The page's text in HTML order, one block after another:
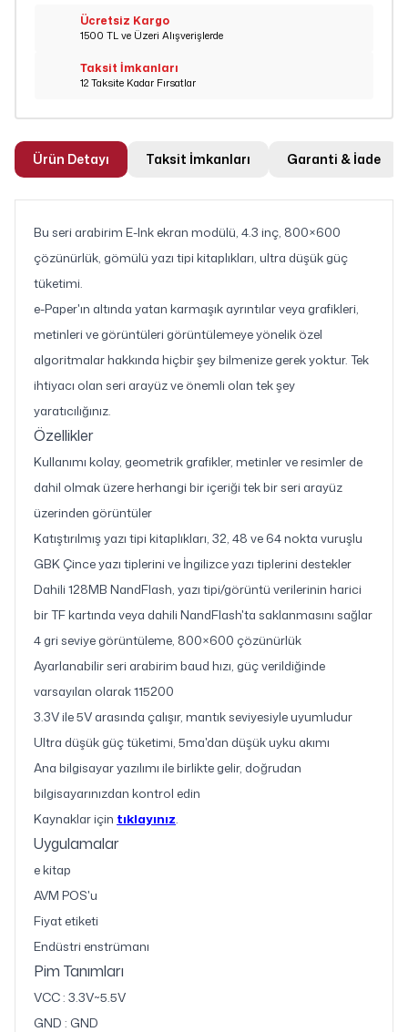
Ücretsiz Kargo
1500 TL ve Üzeri Alışverişlerde
Taksit İmkanları
12 Taksite Kadar Fırsatlar
Ürün Detayı Taksit İmkanları Garanti & İade
Bu seri arabirim E-Ink ekran modülü, 4.3 inç, 800×600
çözünürlük, gömülü yazı tipi kitaplıkları, ultra düşük güç
tüketimi.
e-Paper'ın altında yatan karmaşık ayrıntılar veya grafikleri,
metinleri ve görüntüleri görüntülemeye yönelik özel
algoritmalar hakkında hiçbir şey bilmenize gerek yoktur. Tek
ihtiyacı olan seri arayüz ve önemli olan tek şey
yaratıcılığınız.
Özellikler
Kullanımı kolay, geometrik grafikler, metinler ve resimler de
dahil olmak üzere herhangi bir içeriği tek bir seri arayüz
üzerinden görüntüler
Katıştırılmış yazı tipi kitaplıkları, 32, 48 ve 64 nokta vuruşlu
GBK Çince yazı tiplerini ve İngilizce yazı tiplerini destekler
Dahili 128MB NandFlash, yazı tipi/görüntü verilerinin harici
bir TF kartında veya dahili NandFlash'ta saklanmasını sağlar
4 gri seviye görüntüleme, 800×600 çözünürlük
Ayarlanabilir seri arabirim baud hızı, güç verildiğinde
varsayılan olarak 115200
3.3V ile 5V arasında çalışır, mantık seviyesiyle uyumludur
Ultra düşük güç tüketimi, 5ma'dan düşük uyku akımı
Ana bilgisayar yazılımı ile birlikte gelir, doğrudan
bilgisayarınızdan kontrol edin
Kaynaklar için tıklayınız.
Uygulamalar
e kitap
AVM POS'u
Fiyat etiketi
Endüstri enstrümanı
Pim Tanımları
VCC : 3.3V~5.5V
GND : GND